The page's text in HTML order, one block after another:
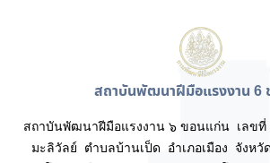
สถาบันพัฒนาฝีมือแรงงาน 6
สถาบันพัฒนาฝีมือแรงงาน ๖ ขอนแก่น เลข
มะลิวัลย์ ตำบลบ้านเป็ด อำเภอเมือง จังห